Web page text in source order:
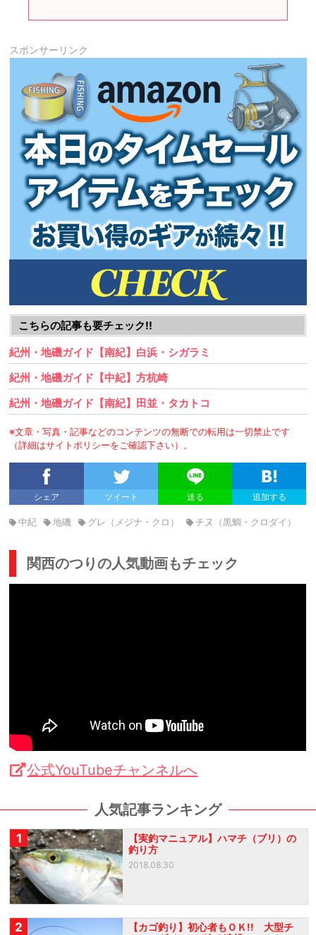
スポンサーリンク
こちらの記事も要チェック!!
紀州・地磯ガイド【南紀】白浜・シガラミ
紀州・地磯ガイド【中紀】方杭崎
紀州・地磯ガイド【南紀】田並・タカトコ
※文章・写真・記事などのコンテンツの無断での転用は一切禁止です
（詳細はサイトポリシーをご確認下さい）。
シェア ツイート 送る 追加する
中紀 地磯 グレ（メジナ・クロ） チヌ（黒鯛・クロダイ）
関西のつりの人気動画もチェック
公式YouTubeチャンネルへ
人気記事ランキング
1
【実釣マニュアル】ハマチ（ブリ）の
釣り方
2018.08.30
2
【カゴ釣り】初心者もＯＫ!! 大型チ